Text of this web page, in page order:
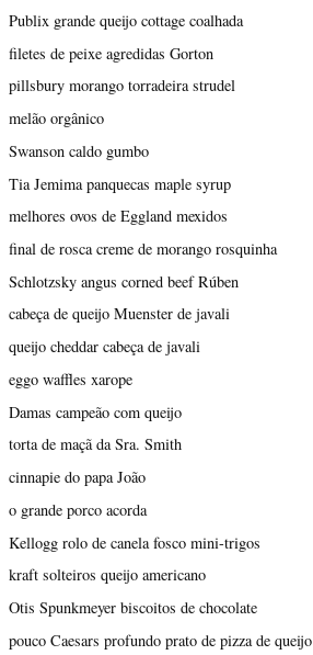
Publix grande queijo cottage coalhada
filetes de peixe agredidas Gorton
pillsbury morango torradeira strudel
melão orgânico
Swanson caldo gumbo
Tia Jemima panquecas maple syrup
melhores ovos de Eggland mexidos
final de rosca creme de morango rosquinha
Schlotzsky angus corned beef Rúben
cabeça de queijo Muenster de javali
queijo cheddar cabeça de javali
eggo waffles xarope
Damas campeão com queijo
torta de maçã da Sra. Smith
cinnapie do papa João
o grande porco acorda
Kellogg rolo de canela fosco mini-trigos
kraft solteiros queijo americano
Otis Spunkmeyer biscoitos de chocolate
pouco Caesars profundo prato de pizza de queijo